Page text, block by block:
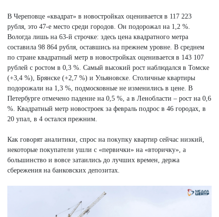
В Череповце «квадрат» в новостройках оценивается в 117 223
рубля, это 47-е место среди городов. Он подорожал на 1,2 %.
Вологда лишь на 63-й строчке: здесь цена квадратного метра
составила 98 864 рубля, оставшись на прежнем уровне. В среднем
по стране квадратный метр в новостройках оценивается в 143 107
рублей с ростом в 0,3 %. Самый высокий рост наблюдался в Томске
(+3,4 %), Брянске (+2,7 %) и Ульяновске. Столичные квартиры
подорожали на 1,3 %, подмосковные не изменились в цене. В
Петербурге отмечено падение на 0,5 %, а в Ленобласти – рост на 0,6
%. Квадратный метр новостроек за февраль подрос в 46 городах, в
20 упал, в 4 остался прежним.
Как говорят аналитики, спрос на покупку квартир сейчас низкий,
некоторые покупатели ушли с «первички» на «вторичку», а
большинство и вовсе затаились до лучших времен, держа
сбережения на банковских депозитах.